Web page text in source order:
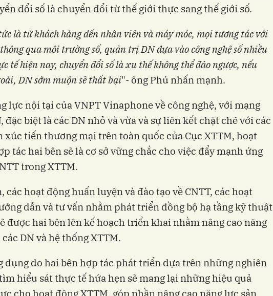
đổi số là chuyển đổi từ thế giới thực sang thế giới số.
là từ khách hàng đến nhân viên và máy móc, mọi tương tác với
qua môi trường số, quản trị DN dựa vào công nghệ số nhiều
tế hiện nay, chuyển đổi số là xu thế không thể đảo ngược, nếu
DN sớm muộn sẽ thất bại"- ông Phú nhấn mạnh.
lực nội tại của VNPT Vinaphone về công nghệ, với mạng
đặc biệt là các DN nhỏ và vừa và sự liên kết chặt chẽ với các
xúc tiến thương mại trên toàn quốc của Cục XTTM, hoạt
tác hai bên sẽ là cơ sở vững chắc cho việc đẩy mạnh ứng
trong XTTM.
các hoạt động huấn luyện và đào tạo về CNTT, các hoạt
dẫn và tư vấn nhằm phát triển đồng bộ hạ tầng kỹ thuật
được hai bên lên kế hoạch triển khai nhằm nâng cao năng
DN và hệ thống XTTM.
dụng do hai bên hợp tác phát triển dựa trên những nghiên
hiểu sát thực tế hứa hẹn sẽ mang lại những hiệu quả
cho hoạt động XTTM, góp phần nâng cao năng lực sản